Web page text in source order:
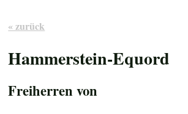
« zurück
Hammerstein-Equord
Freiherren von